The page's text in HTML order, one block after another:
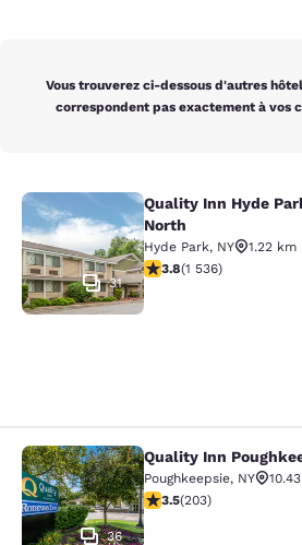
Vous trouverez ci-dessous d'autres
correspondent pas exactement à vos
Quality Inn Hyde
31
Quality Inn Hyde
North
Hyde Park, NY
1.22 km
3.82 étoiles. Bien. 1536
3.8(1 536)
Quality Inn
36
Quality Inn
Poughkeepsie, NY
3.45 étoiles. Bien. 203
3.5(203)